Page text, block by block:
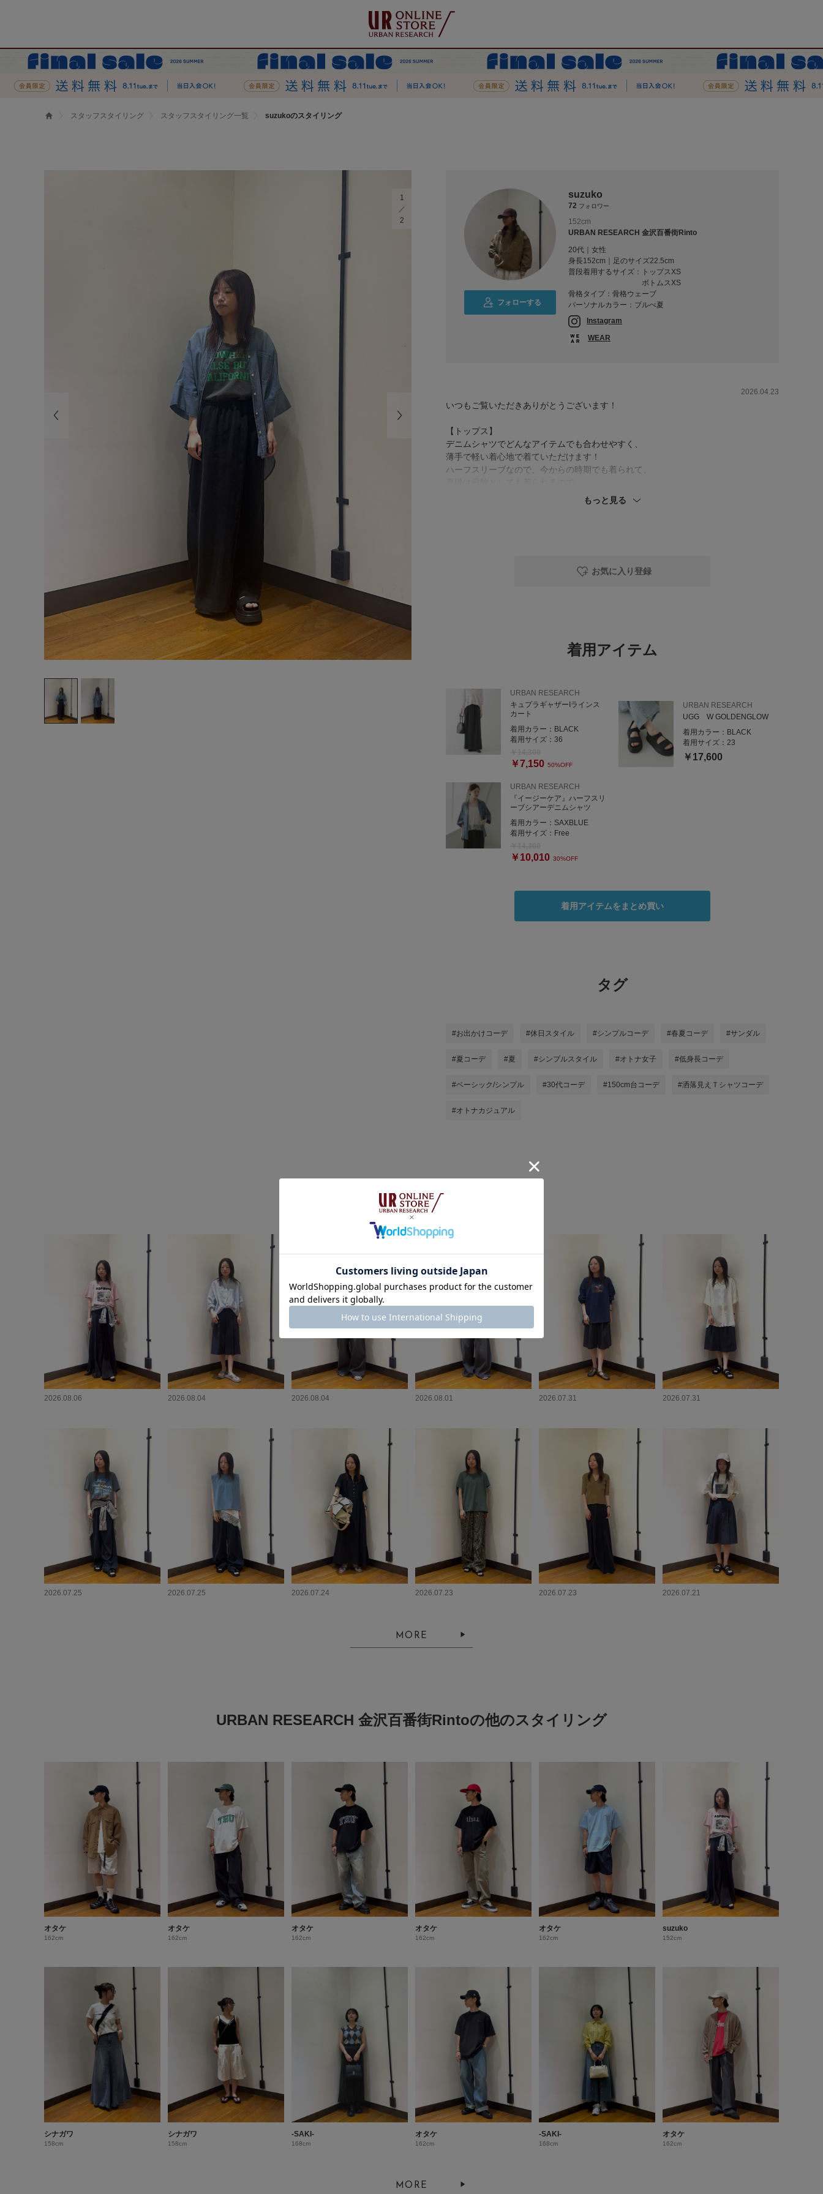
スタッフスタイリング スタッフスタイリング一覧 suzukoのスタイリング
1
2
フォローする
suzuko
72 フォロワー
152cm
URBAN RESEARCH 金沢百番街Rinto
20代｜女性
身長152cm｜足のサイズ22.5cm
普段着用するサイズ：
トップスXS
ボトムスXS
骨格タイプ：骨格ウェーブ
パーソナルカラー：ブルべ夏
Instagram
WEAR
2026.04.23
いつもご覧いただきありがとうございます！
【トップス】
デニムシャツでどんなアイテムでも合わせやすく、
薄手で軽い着心地で着ていただけます！
ハーフスリーブなので、今からの時期でも着られて、
URBANRESEARCH金沢百番街Rinto店
《公式オンラインサイトから商品のお取り置き可能》
もっと見る
お気に入り登録
着用アイテム
URBAN RESEARCH
キュプラギャザーIラインス
カート
着用カラー： BLACK
着用サイズ： 36
￥7,150 50%OFF
URBAN RESEARCH
UGG W GOLDENGLOW
着用カラー： BLACK
着用サイズ： 23
￥17,600
URBAN RESEARCH
『イージーケア』ハーフスリ
ーブシアーデニムシャツ
着用カラー： SAXBLUE
着用サイズ： Free
￥10,010 30%OFF
着用アイテムをまとめ買い
タグ
#お出かけコーデ #休日スタイル #シンプルコーデ #春夏コーデ #サンダル
#夏コーデ #夏 #シンプルスタイル #オトナ女子 #低身長コーデ
#ベーシック/シンプル #30代コーデ #150cm台コーデ #洒落見えＴシャツコーデ
#オトナカジュアル
suzukoの他のスタイリング
2026.08.06 2026.08.04 2026.08.04 2026.08.01 2026.07.31 2026.07.31
2026.07.25 2026.07.25 2026.07.24 2026.07.23 2026.07.23 2026.07.21
MORE
URBAN RESEARCH 金沢百番街Rintoの他のスタイリング
オタケ
162cm
オタケ
162cm
オタケ
162cm
オタケ
162cm
オタケ
162cm
suzuko
152cm
シナガワ
158cm
シナガワ
158cm
-SAKI-
168cm
オタケ
162cm
-SAKI-
168cm
オタケ
162cm
MORE